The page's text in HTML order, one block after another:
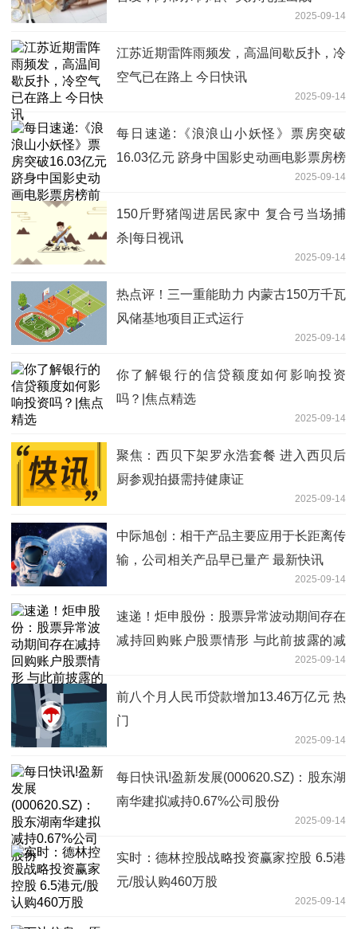
2025-09-14
江苏近期雷阵雨频发，高温间歇反扑，冷
空气已在路上 今日快讯
2025-09-14
每日速递:《浪浪山小妖怪》票房突破
16.03亿元 跻身中国影史动画电影票房榜
2025-09-14
150斤野猪闯进居民家中 复合弓当场捕
杀|每日视讯
2025-09-14
热点评！三一重能助力 内蒙古150万千瓦
风储基地项目正式运行
2025-09-14
你了解银行的信贷额度如何影响投资
吗？|焦点精选
2025-09-14
聚焦：西贝下架罗永浩套餐 进入西贝后
厨参观拍摄需持健康证
2025-09-14
中际旭创：相干产品主要应用于长距离传
输，公司相关产品早已量产 最新快讯
2025-09-14
速递！炬申股份：股票异常波动期间存在
减持回购账户股票情形 与此前披露的减
2025-09-14
前八个月人民币贷款增加13.46万亿元 热
门
2025-09-14
每日快讯!盈新发展(000620.SZ)：股东湖
南华建拟减持0.67%公司股份
2025-09-14
实时：德林控股战略投资赢家控股 6.5港
元/股认购460万股
2025-09-14